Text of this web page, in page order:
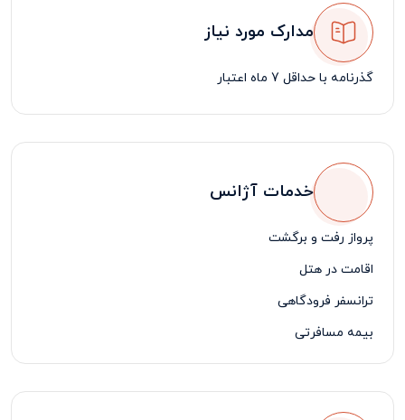
مدارک مورد نیاز
گذرنامه با حداقل 7 ماه اعتبار
خدمات آژانس
پرواز رفت و برگشت
اقامت در هتل
ترانسفر فرودگاهی
بیمه مسافرتی
لیدر مسافرتی فارسی زبان